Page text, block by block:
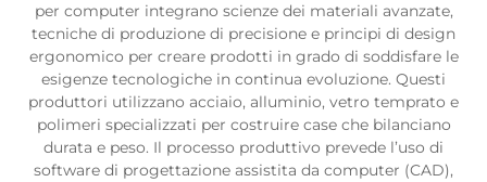
per computer integrano scienze dei materiali avanzate,
tecniche di produzione di precisione e principi di design
ergonomico per creare prodotti in grado di soddisfare le
esigenze tecnologiche in continua evoluzione. Questi
produttori utilizzano acciaio, alluminio, vetro temprato e
polimeri specializzati per costruire case che bilanciano
durata e peso. Il processo produttivo prevede l’uso di
software di progettazione assistita da computer (CAD),